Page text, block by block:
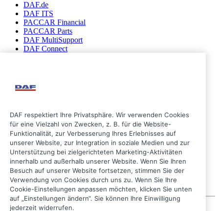
DAF.de
DAF ITS
PACCAR Financial
PACCAR Parts
DAF MultiSupport
DAF Connect
© 2026 DAF
DAF respektiert Ihre Privatsphäre. Wir verwenden Cookies
für eine Vielzahl von Zwecken, z. B. für die Website-
Funktionalität, zur Verbesserung Ihres Erlebnisses auf
unserer Website, zur Integration in soziale Medien und zur
Unterstützung bei zielgerichteten Marketing-Aktivitäten
innerhalb und außerhalb unserer Website. Wenn Sie Ihren
Besuch auf unserer Website fortsetzen, stimmen Sie der
Verwendung von Cookies durch uns zu. Wenn Sie Ihre
Cookie-Einstellungen anpassen möchten, klicken Sie unten
auf „Einstellungen ändern“. Sie können Ihre Einwilligung
jederzeit widerrufen.